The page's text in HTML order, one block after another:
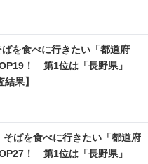
ばを食べに行きたい「都道府
！ 第1位は「長野県」
結果】
そばを食べに行きたい「都道府
！ 第1位は「長野県」